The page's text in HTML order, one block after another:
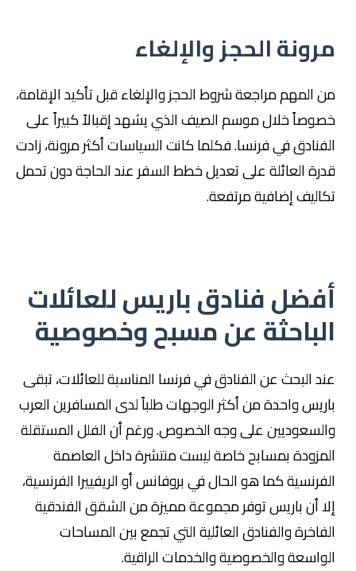
مرونة الحجز والإلغاء
من المهم مراجعة شروط الحجز والإلغاء قبل تأكيد الإقامة،
خصوصاً خلال موسم الصيف الذي يشهد إقبالاً كبيراً على
الفنادق في فرنسا. فكلما كانت السياسات أكثر مرونة، زادت
قدرة العائلة على تعديل خطط السفر عند الحاجة دون تحمل
تكاليف إضافية مرتفعة.
أفضل فنادق باريس للعائلات
الباحثة عن مسبح وخصوصية
عند البحث عن الفنادق في فرنسا المناسبة للعائلات، تبقى
باريس واحدة من أكثر الوجهات طلباً لدى المسافرين العرب
والسعوديين على وجه الخصوص. ورغم أن الفلل المستقلة
المزودة بمسابح خاصة ليست منتشرة داخل العاصمة
الفرنسية كما هو الحال في بروفانس أو الريفييرا الفرنسية،
إلا أن باريس توفر مجموعة مميزة من الشقق الفندقية
الفاخرة والفنادق العائلية التي تجمع بين المساحات
الواسعة والخصوصية والخدمات الراقية.